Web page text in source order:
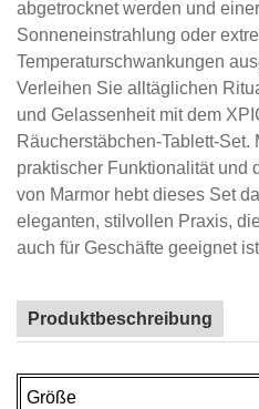
abgetrocknet werden und
Sonneneinstrahlung oder
Temperaturschwankungen
Verleihen Sie alltäglichen
und Gelassenheit mit dem
Räucherstäbchen-Tablett-Set.
praktischer Funktionalität und
von Marmor hebt dieses Set
eleganten, stilvollen Praxis,
auch für Geschäfte geeignet
Produktbeschreibung
Größe